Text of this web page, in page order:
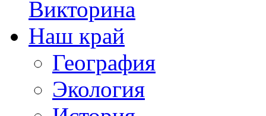
География
Экология